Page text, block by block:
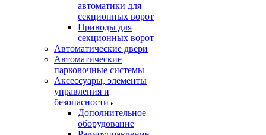
автоматики для
секционных ворот
Приводы для
секционных ворот
Автоматические двери
Автоматические
парковочные системы
Аксессуары, элементы
управления и
безопасности
Дополнительное
оборудование